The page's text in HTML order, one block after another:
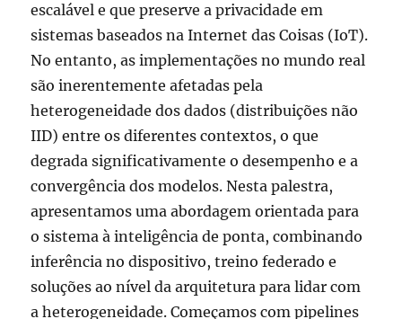
escalável e que preserve a privacidade em
sistemas baseados na Internet das Coisas (IoT).
No entanto, as implementações no mundo real
são inerentemente afetadas pela
heterogeneidade dos dados (distribuições não
IID) entre os diferentes contextos, o que
degrada significativamente o desempenho e a
convergência dos modelos. Nesta palestra,
apresentamos uma abordagem orientada para
o sistema à inteligência de ponta, combinando
inferência no dispositivo, treino federado e
soluções ao nível da arquitetura para lidar com
a heterogeneidade. Começamos com pipelines